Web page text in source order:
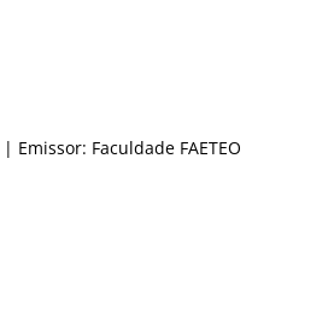
| Emissor: Faculdade FAETEO